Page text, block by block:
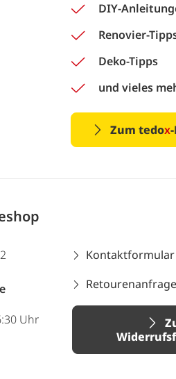
DIY-
Renovier-
Deko-Tipps
und vieles
Zum tedox
Uhr
Kontaktformular
Retourenanfrage